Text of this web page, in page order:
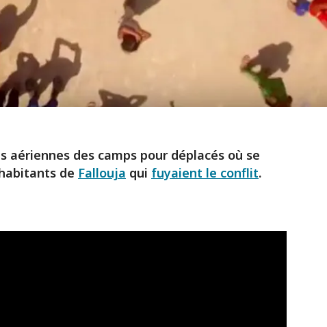
aériennes des camps pour déplacés où se
de Fallouja qui fuyaient le conflit.